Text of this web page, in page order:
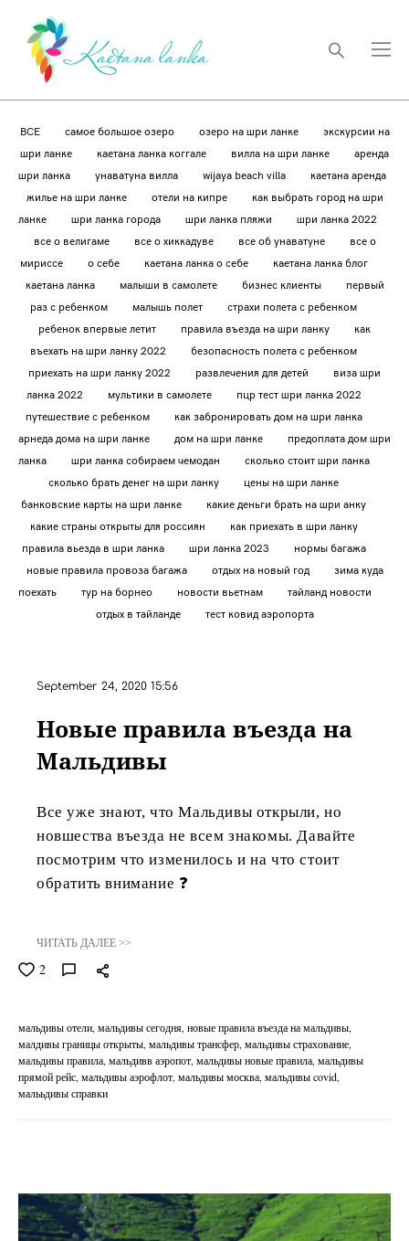
ВСЕ самое большое озеро озеро на шри ланке
экскурсии на
шри ланке
каетана ланка коггале вилла на шри ланке
аренда
шри ланка
унаватуна вилла wijaya beach villa
каетана аренда
жилье на шри ланке
отели на кипре
как выбрать город на шри
ланке
шри ланка города шри ланка пляжи
шри ланка 2022
все о велигаме
все о хиккадуве все об унаватуне
все о
мириссе
о себе каетана ланка о себе
каетана ланка блог
каетана ланка
малыши в самолете бизнес клиенты
первый
раз с ребенком
малышь полет
страхи полета с ребенком
ребенок впервые летит
правила въезда на шри ланку
как
въехать на шри ланку 2022
безопасность полета с ребенком
приехать на шри ланку 2022
развлечения для детей
виза шри
ланка 2022
мультики в самолете
пцр тест шри ланка 2022
путешествие с ребенком
как забронировать дом на шри ланка
арнеда дома на шри ланке
дом на шри ланке
предоплата дом шри
ланка
шри ланка собираем чемодан
сколько стоит шри ланка
сколько брать денег на шри ланку
цены на шри ланке
банковские карты на шри ланке
какие деньги брать на шри анку
какие страны открыты для россиян
как приехать в шри ланку
правила вьезда в шри ланка
шри ланка 2023
нормы багажа
новые правила провоза багажа
отдых на новый год
зима куда
поехать
тур на борнео новости вьетнам
тайланд новости
отдых в тайланде
тест ковид аэропорта
Новые правила въезда на
Мальдивы
September 24, 2020 15:56
Все уже знают, что Мальдивы открыли, но
новшества въезда не всем знакомы. Давайте
посмотрим что изменилось и на что стоит
обратить внимание ❓
ЧИТАТЬ ДАЛЕЕ >>
2
мальдивы отели мальдивы сегодня новые правила въезда на мальдивы
малдивы границы открыты мальдивы трансфер мальдивы страхование
мальдивы правила мальдивв аэропот мальдивы новые правила мальдивы
прямой рейс мальдивы аэрофлот мальдивы москва мальдивы covid
малььдивы справки